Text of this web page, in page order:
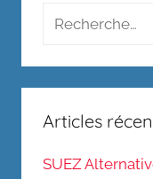
Recherche
:
Articles
SUEZ